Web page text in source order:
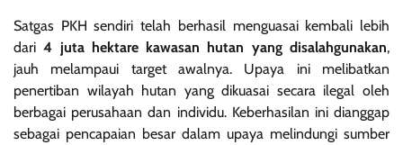
Satgas PKH sendiri telah berhasil menguasai kembali lebih
dari4 juta hektare kawasan hutan yang disalahgunakan,
jauh melampaui target awalnya. Upaya ini melibatkan
penertiban wilayah hutan yang dikuasai secara ilegal oleh
berbagai perusahaan dan individu. Keberhasilan ini dianggap
sebagai pencapaian besar dalam upaya melindungi sumber